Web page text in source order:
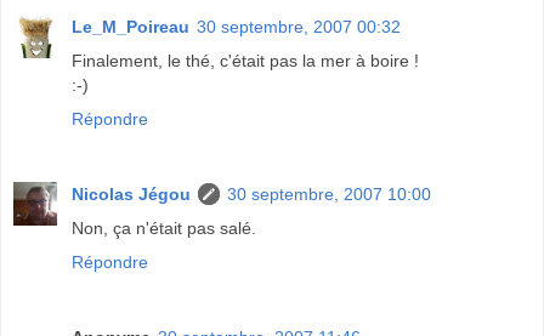
Le_M_Poireau 30 septembre, 2007 00:32
Finalement, le thé, c'était pas la mer à boire !
:-)
Répondre
Nicolas Jégou
30 septembre, 2007 10:00
Non, ça n'était pas salé.
Répondre